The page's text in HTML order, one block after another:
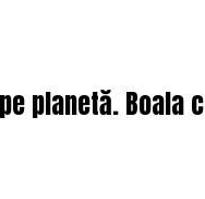
planetă. Boala